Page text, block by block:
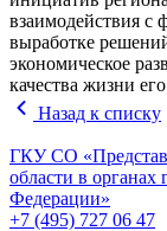
взаимодействия с
выработке
экономическое
качества жизни
Назад к списку
ГКУ СО
области в органах
Федерации»
+7 (495) 727 06 47